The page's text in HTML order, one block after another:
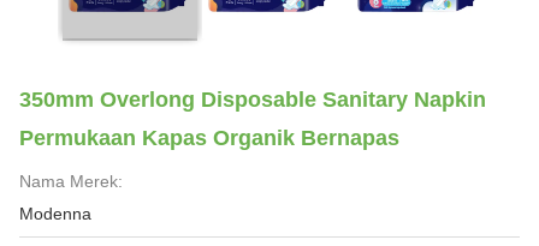
350mm Overlong Disposable Sanitary Napkin
Permukaan Kapas Organik Bernapas
Nama Merek:
Modenna